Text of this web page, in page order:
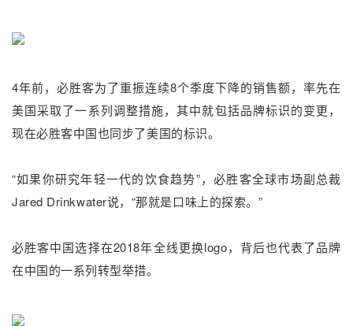
4年前，必胜客为了重振连续8个季度下降的销售额，率先在
美国采取了一系列调整措施，其中就包括品牌标识的变更，
现在必胜客中国也同步了美国的标识。
“如果你研究年轻一代的饮食趋势”，必胜客全球市场副总裁
Jared Drinkwater说，“那就是口味上的探索。”
必胜客中国选择在2018年全线更换logo，背后也代表了品牌
在中国的一系列转型举措。